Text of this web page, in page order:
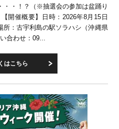
・・！？（※抽選会の参加は盆踊り
開催概要】日時：2026年8月15日
所：古宇利島の駅ソラハシ（沖縄県
合わせ：09...
はこちら